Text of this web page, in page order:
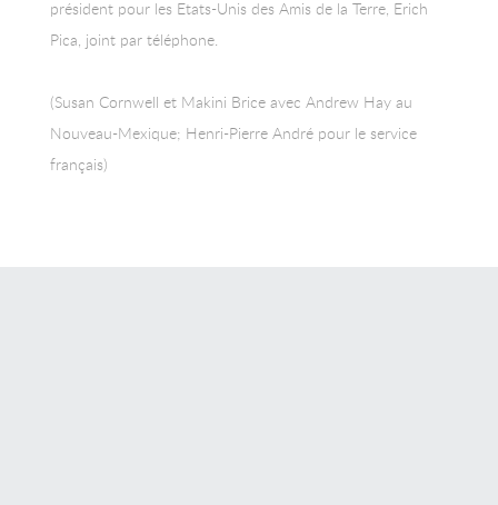
président pour les Etats-Unis des Amis de la Terre, Erich
Pica, joint par téléphone.
(Susan Cornwell et Makini Brice avec Andrew Hay au
Nouveau-Mexique; Henri-Pierre André pour le service
français)